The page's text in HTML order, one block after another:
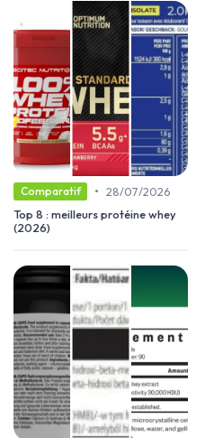
Comparatif • 28/07/2026
Top 8 : meilleurs protéine whey
(2026)